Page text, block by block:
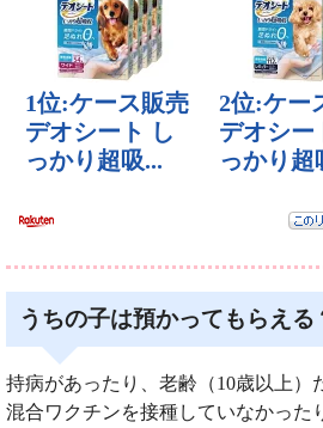
うちの子は預かってもらえる
持病があったり、老齢（10歳以上）
混合ワクチンを接種していなかった